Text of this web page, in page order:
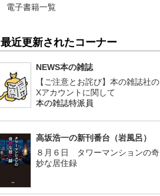
電子書籍一覧
最近更新されたコーナー
NEWS本の雑誌
【ご注意とお詫び】本の雑誌社の
Xアカウントに関して
本の雑誌特派員
高坂浩一の新刊番台（岩風呂）
８月６日 タワーマンションの奇
妙な居住録